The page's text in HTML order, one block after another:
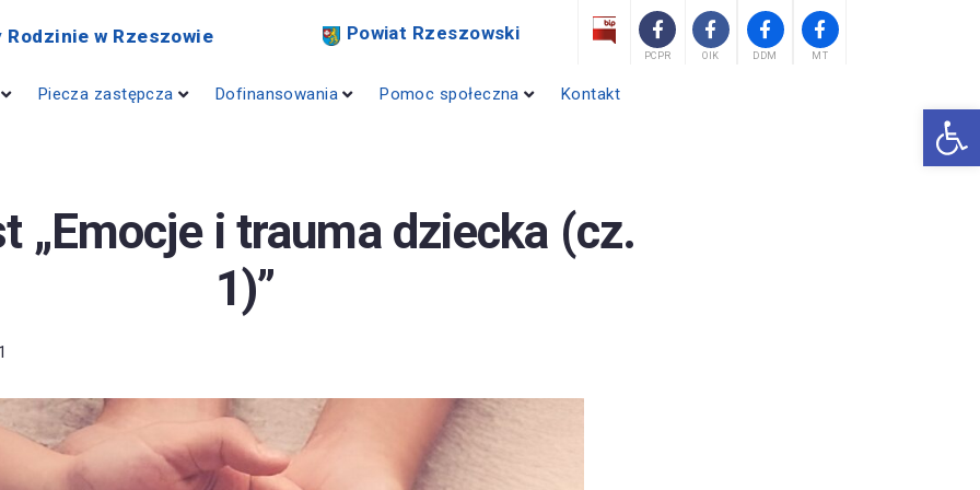
w Rzeszowie Powiat Rzeszowski
PCPR OIK DDM MT
Piecza zastępcza Dofinansowania Pomoc społeczna Kontakt
„Emocje i trauma dziecka (cz.
1)”